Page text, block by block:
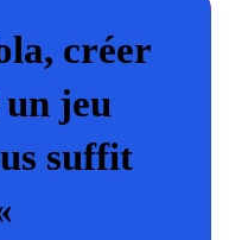
créer
un jeu
suffit